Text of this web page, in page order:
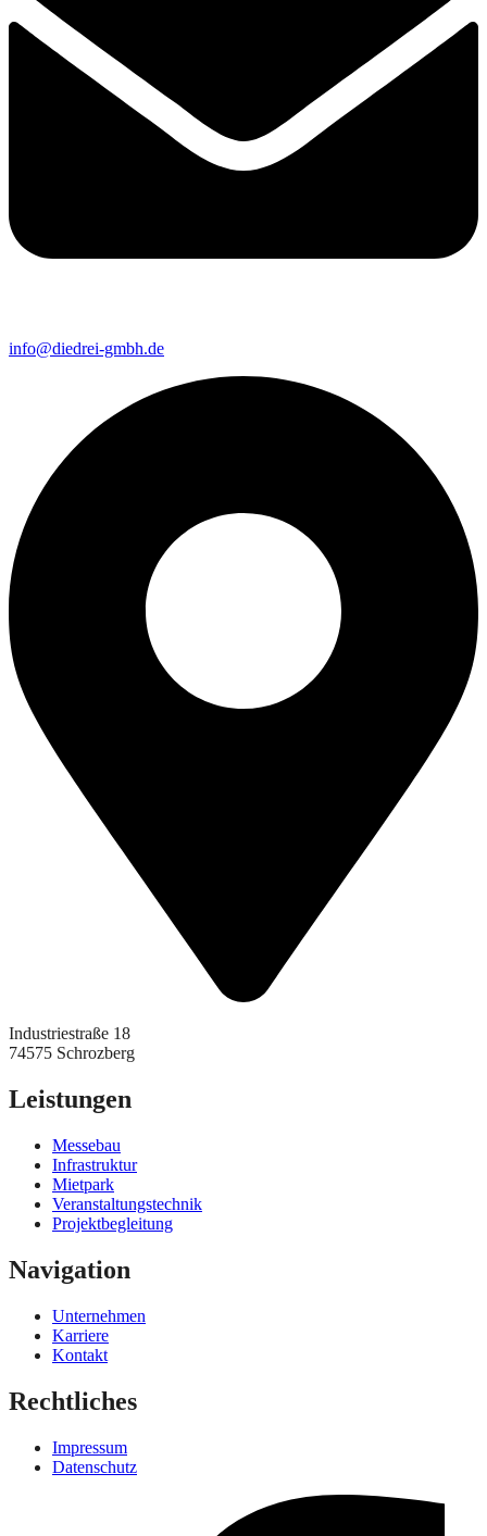
info@diedrei-gmbh.de
Industriestraße 18
74575 Schrozberg
Leistungen
Messebau
Infrastruktur
Mietpark
Veranstaltungstechnik
Projektbegleitung
Navigation
Unternehmen
Karriere
Kontakt
Rechtliches
Impressum
Datenschutz